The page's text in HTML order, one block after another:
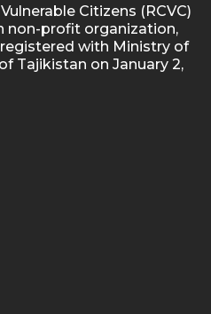
Citizens (RCVC)
non-profit organization,
with Ministry of
Tajikistan on January 2,